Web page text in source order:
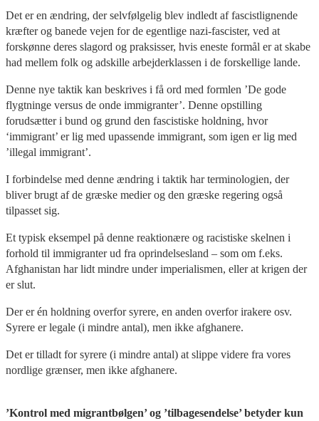
Det er en ændring, der selvfølgelig blev indledt af fascistlignende
kræfter og banede vejen for de egentlige nazi-fascister, ved at
forskønne deres slagord og praksisser, hvis eneste formål er at skabe
had mellem folk og adskille arbejderklassen i de forskellige lande.
Denne nye taktik kan beskrives i få ord med formlen ’De gode
flygtninge versus de onde immigranter’. Denne opstilling
forudsætter i bund og grund den fascistiske holdning, hvor
‘immigrant’ er lig med upassende immigrant, som igen er lig med
’illegal immigrant’.
I forbindelse med denne ændring i taktik har terminologien, der
bliver brugt af de græske medier og den græske regering også
tilpasset sig.
Et typisk eksempel på denne reaktionære og racistiske skelnen i
forhold til immigranter ud fra oprindelsesland – som om f.eks.
Afghanistan har lidt mindre under imperialismen, eller at krigen der
er slut.
Der er én holdning overfor syrere, en anden overfor irakere osv.
Syrere er legale (i mindre antal), men ikke afghanere.
Det er tilladt for syrere (i mindre antal) at slippe videre fra vores
nordlige grænser, men ikke afghanere.
’Kontrol med migrantbølgen’ og ’tilbagesendelse’ betyder kun